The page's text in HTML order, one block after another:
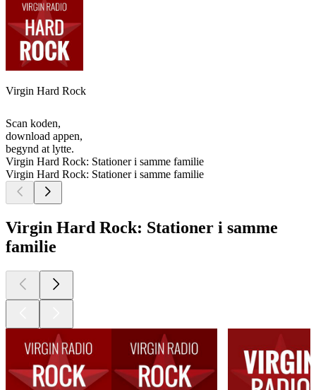
Virgin Hard Rock
Scan koden,
download appen,
begynd at lytte.
Virgin Hard Rock: Stationer i samme familie
Virgin Hard Rock: Stationer i samme familie
Virgin Hard Rock: Stationer i samme
familie